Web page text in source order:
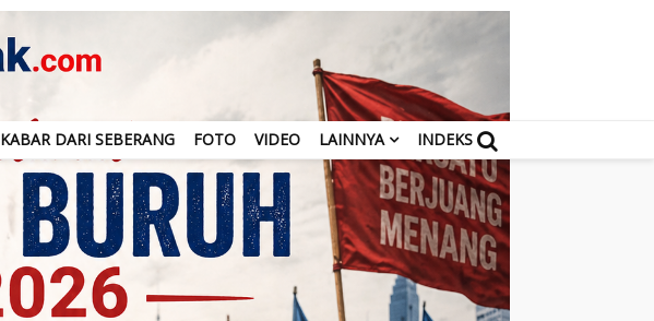
KABAR DARI SEBERANG FOTO VIDEO LAINNYA INDEKS